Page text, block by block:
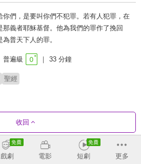
們，是要叫你們不犯罪。若有人犯罪，在
義者耶穌基督。他為我們的罪作了挽回
普天下人的罪。
普遍級 33 分鐘
聖經
收回
反序
戲劇 電影 短劇 更多